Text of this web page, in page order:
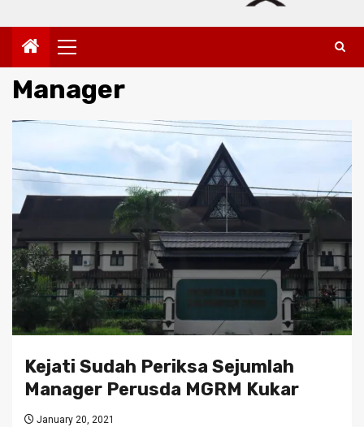
Primary
Menu
Manager
Kejati Sudah Periksa Sejumlah
Manager Perusda MGRM Kukar
January 20, 2021